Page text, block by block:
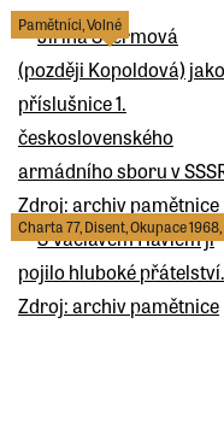
Pamětníci,Volné
Charta 77,Disent,Okupace 1968,
stránka